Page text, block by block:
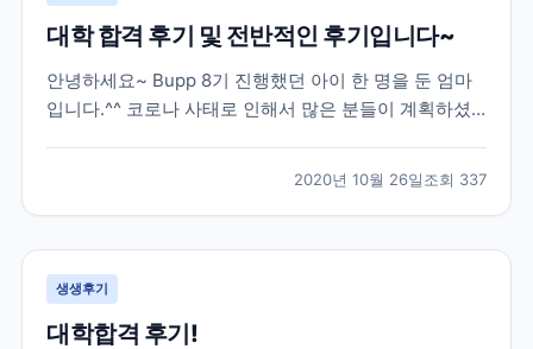
대학 합격 후기 및 전반적인 후기입니다~
안녕하세요~ Bupp 8기 진행했던 아이 한 명을 둔 엄마
입니다.^^ 코로나 사태로 인해서 많은 분들이 계획하셨
이 될까 해서 늦게나마 작성해봅니다.*^^* 저희 아이는
한국에서 고3 수능까지 응시한 후 재수를 결정했던...
2020년 10월 26일조회 337
생생후기
대학합격 후기!